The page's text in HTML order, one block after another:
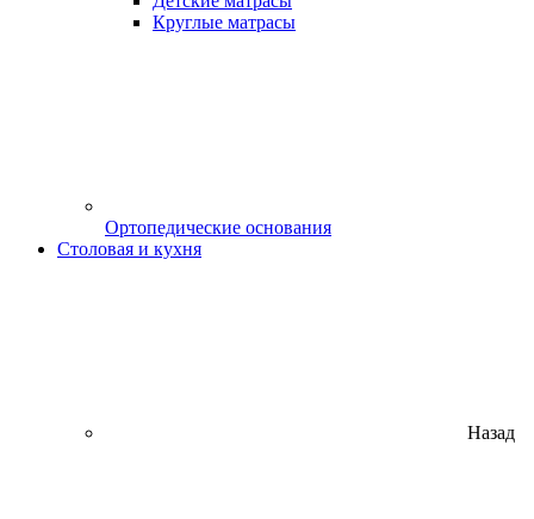
Круглые матрасы
Ортопедические основания
Столовая и кухня
Назад